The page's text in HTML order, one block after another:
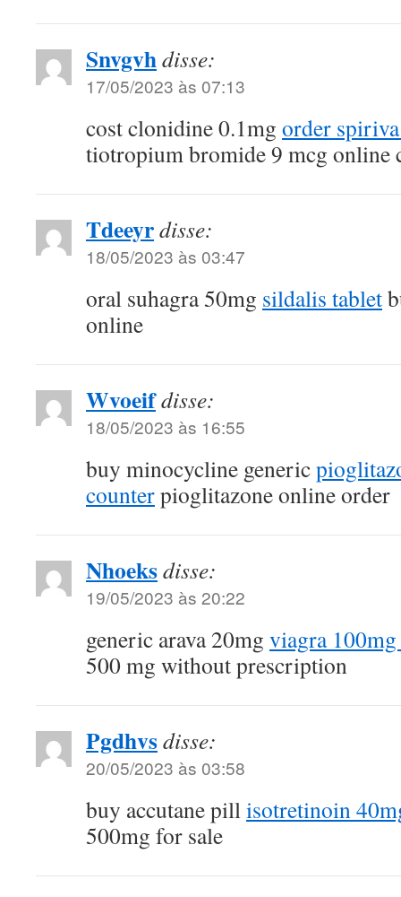
Snvgvhdisse:
17/05/2023 às 07:13
cost clonidine 0.1mg order
tiotropium bromide 9 mcg online
Tdeeyrdisse:
18/05/2023 às 03:47
oral suhagra 50mg sildalis tablet
online
Wvoeifdisse:
18/05/2023 às 16:55
buy minocycline generic
counterpioglitazone online order
Nhoeksdisse:
19/05/2023 às 20:22
generic arava 20mg viagra 100mg
500 mg without prescription
Pgdhvsdisse:
20/05/2023 às 03:58
buy accutane pill isotretinoin
500mg for sale